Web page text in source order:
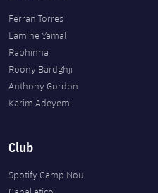
Ferran Torres
Lamine Yamal
Raphinha
Roony Bardghji
Anthony Gordon
Karim Adeyemi
Club
Spotify Camp Nou